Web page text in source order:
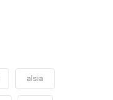
alsia